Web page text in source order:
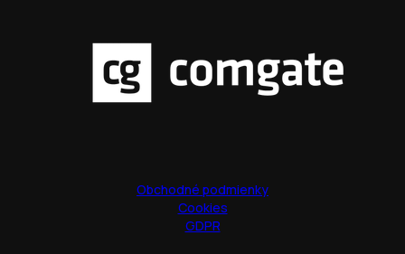
Obchodné podmienky
Cookies
GDPR